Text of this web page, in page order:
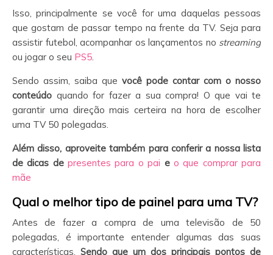
Isso, principalmente se você for uma daquelas pessoas
que gostam de passar tempo na frente da TV. Seja para
assistir futebol, acompanhar os lançamentos no streaming
ou jogar o seu PS5
Sendo assim, saiba que você pode contar com o nosso
conteúdo quando for fazer a sua compra! O que vai te
garantir uma direção mais certeira na hora de escolher
uma TV 50 polegadas.
Além disso, aproveite também para conferir a nossa lista
de dicas depresentes para o pai e o que comprar para
mãe
Qual o melhor tipo de painel para uma TV?
Antes de fazer a compra de uma televisão de 50
polegadas, é importante entender algumas das suas
características. Sendo que um dos principais pontos de